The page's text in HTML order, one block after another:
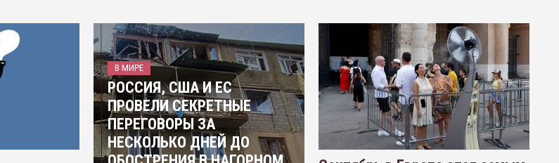
В МИРЕ
РОССИЯ, США И ЕС
ПРОВЕЛИ СЕКРЕТНЫЕ
ПЕРЕГОВОРЫ ЗА
НЕСКОЛЬКО ДНЕЙ ДО